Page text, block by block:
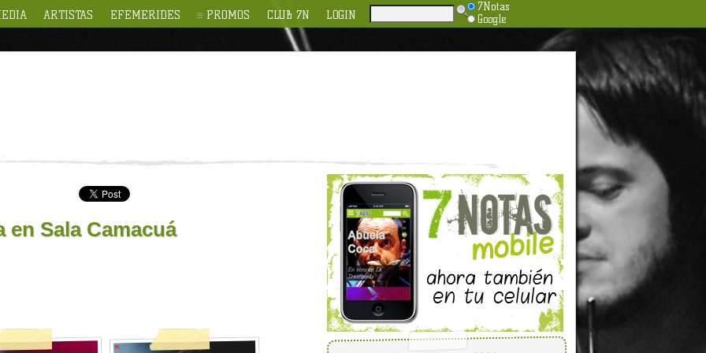
ARTISTAS EFEMERIDES PROMOS CLUB 7N LOGIN
7Notas
Google
Sala Camacuá